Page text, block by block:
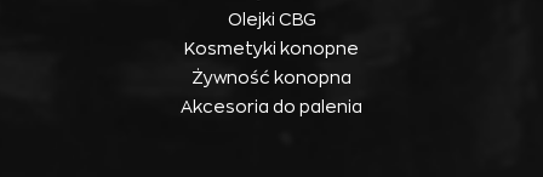
Olejki CBG
Kosmetyki konopne
Żywność konopna
Akcesoria do palenia